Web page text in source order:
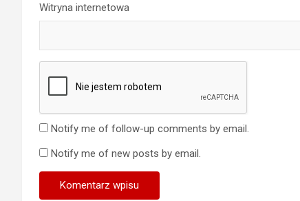
Witryna internetowa
Notify me of follow-up comments by email.
Notify me of new posts by email.